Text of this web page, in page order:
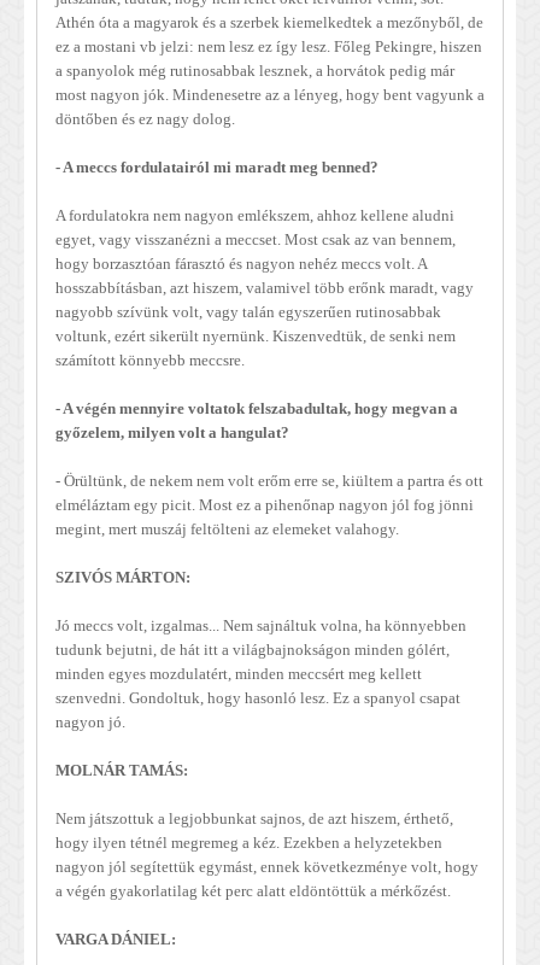
Athén óta a magyarok és a szerbek kiemelkedtek a mezőnyből, de
ez a mostani vb jelzi: nem lesz ez így lesz. Főleg Pekingre, hiszen
a spanyolok még rutinosabbak lesznek, a horvátok pedig már
most nagyon jók. Mindenesetre az a lényeg, hogy bent vagyunk a
döntőben és ez nagy dolog.
- A meccs fordulatairól mi maradt meg benned?
A fordulatokra nem nagyon emlékszem, ahhoz kellene aludni
egyet, vagy visszanézni a meccset. Most csak az van bennem,
hogy borzasztóan fárasztó és nagyon nehéz meccs volt. A
hosszabbításban, azt hiszem, valamivel több erőnk maradt, vagy
nagyobb szívünk volt, vagy talán egyszerűen rutinosabbak
voltunk, ezért sikerült nyernünk. Kiszenvedtük, de senki nem
számított könnyebb meccsre.
- A végén mennyire voltatok felszabadultak, hogy megvan a
győzelem, milyen volt a hangulat?
- Örültünk, de nekem nem volt erőm erre se, kiültem a partra és ott
elméláztam egy picit. Most ez a pihenőnap nagyon jól fog jönni
megint, mert muszáj feltölteni az elemeket valahogy.
SZIVÓS MÁRTON:
Jó meccs volt, izgalmas... Nem sajnáltuk volna, ha könnyebben
tudunk bejutni, de hát itt a világbajnokságon minden gólért,
minden egyes mozdulatért, minden meccsért meg kellett
szenvedni. Gondoltuk, hogy hasonló lesz. Ez a spanyol csapat
nagyon jó.
MOLNÁR TAMÁS:
Nem játszottuk a legjobbunkat sajnos, de azt hiszem, érthető,
hogy ilyen tétnél megremeg a kéz. Ezekben a helyzetekben
nagyon jól segítettük egymást, ennek következménye volt, hogy
a végén gyakorlatilag két perc alatt eldöntöttük a mérkőzést.
VARGA DÁNIEL: